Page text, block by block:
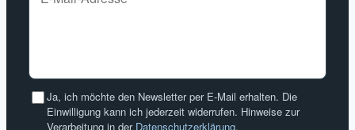
Ja, ich möchte den Newsletter per E-Mail erhalten. Die
Einwilligung kann ich jederzeit widerrufen. Hinweise zur
Verarbeitung in der Datenschutzerklärung.